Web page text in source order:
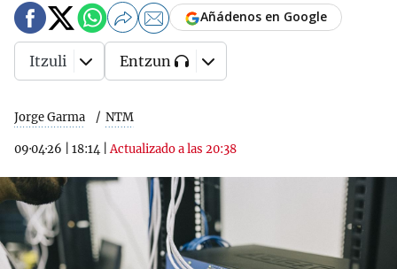
Jorge Garma NTM
09·04·26 18:14 |Actualizado a las 20:38
Añádenos en Google
Itzuli Entzun